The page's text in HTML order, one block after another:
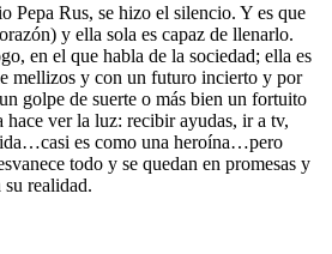
Pepa Rus, se hizo el silencio. Y es que
y ella sola es capaz de llenarlo.
en el que habla de la sociedad; ella es
mellizos y con un futuro incierto y por
golpe de suerte o más bien un fortuito
hace ver la luz: recibir ayudas, ir a tv,
es como una heroína…pero
todo y se quedan en promesas y
realidad.